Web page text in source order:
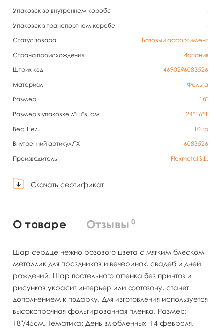
Упаковок во внутреннем коробе
-
Упаковок в транспортном коробе
-
Статус товара
Базовый ассортимент
Страна происхождения
Испания
Штрих код
4690296083526
Материал
Фольга
Размер
18"
Размер в упаковке д*ш*в, см
24*16*1
Вес 1 ед.
10 гр
Внутренний артикул/TX
6083526
Производитель
Flexmetal S.L.
Скачать сертификат
О товаре Отзывы 0
Шар сердце нежно розового цвета с мягким блеском
металлик для праздников и вечеринок, свадеб и дней
рождений. Шар постельного оттенка без принтов и
рисунков украсит интерьер или фотозону, станет
дополнением к подарку. Для изготовления используется
высокопрочная фольгированная пленка. Размер:
18"/45см. Тематика: День влюбленных, 14 февраля,